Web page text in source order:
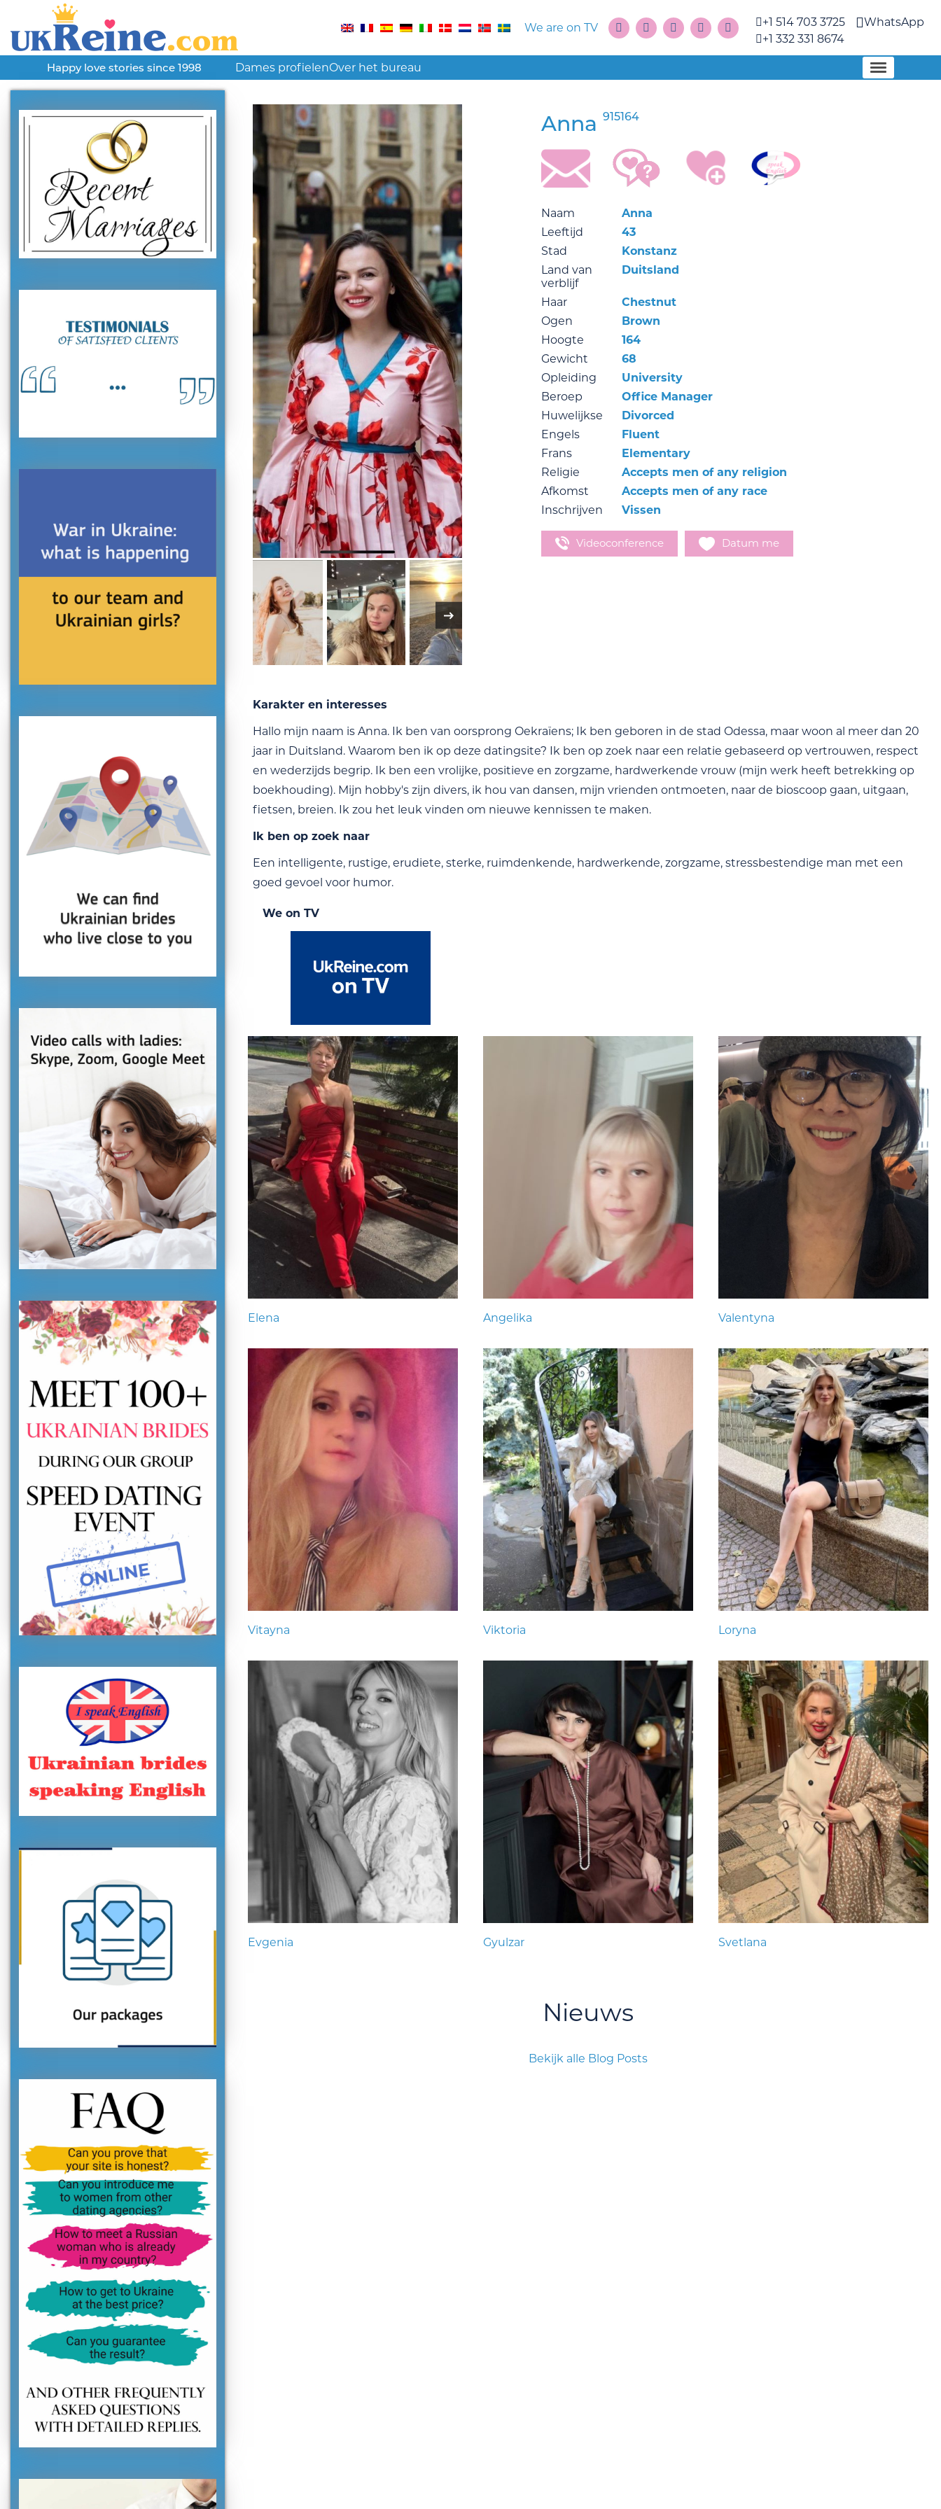
We are on TV
+1 514 703 3725
+1 332 331 8674
WhatsApp
Happy love stories since 1998 Dames profielenOver het bureau
Anna 915164
Naam
Anna
Leeftijd
43
Stad
Konstanz
Land van
verblijf
Duitsland
Haar
Chestnut
Ogen
Brown
Hoogte
164
Gewicht
68
Opleiding
University
Beroep
Office Manager
Huwelijkse
Divorced
Engels
Fluent
Frans
Elementary
Religie
Accepts men of any religion
Afkomst
Accepts men of any race
Inschrijven
Vissen
Videoconference Datum me
Karakter en interesses
Hallo mijn naam is Anna. Ik ben van oorsprong Oekraïens; Ik ben geboren in de stad Odessa, maar woon al meer dan 20
jaar in Duitsland. Waarom ben ik op deze datingsite? Ik ben op zoek naar een relatie gebaseerd op vertrouwen, respect
en wederzijds begrip. Ik ben een vrolijke, positieve en zorgzame, hardwerkende vrouw (mijn werk heeft betrekking op
boekhouding). Mijn hobby's zijn divers, ik hou van dansen, mijn vrienden ontmoeten, naar de bioscoop gaan, uitgaan,
fietsen, breien. Ik zou het leuk vinden om nieuwe kennissen te maken.
Ik ben op zoek naar
Een intelligente, rustige, erudiete, sterke, ruimdenkende, hardwerkende, zorgzame, stressbestendige man met een
goed gevoel voor humor.
We on TV
Elena Angelika Valentyna
Vitayna Viktoria Loryna
Evgenia Gyulzar Svetlana
Nieuws
Bekijk alle Blog Posts